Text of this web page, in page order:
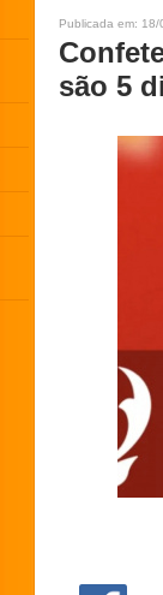
Publicada em:
são 5